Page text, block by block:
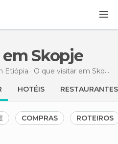
em Skopje
Etiópia O que visitar em Skopje
HOTÉIS RESTAURANTES
COMPRAS ROTEIROS